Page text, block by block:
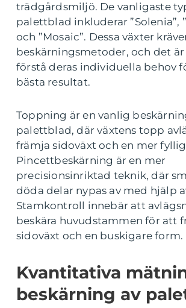
trädgårdsmiljö. De vanligaste
palettblad inkluderar ”Solenia”,
och ”Mosaic”. Dessa växter
beskärningsmetoder, och det
förstå deras individuella behov
bästa resultat.
Toppning är en vanlig
palettblad, där växtens topp
främja sidoväxt och en mer
Pincettbeskärning är en mer
precisionsinriktad teknik, där
döda delar nypas av med hjälp
Stamkontroll innebär att
beskära huvudstammen för att
sidoväxt och en buskigare form.
Kvantitativa
beskärning av